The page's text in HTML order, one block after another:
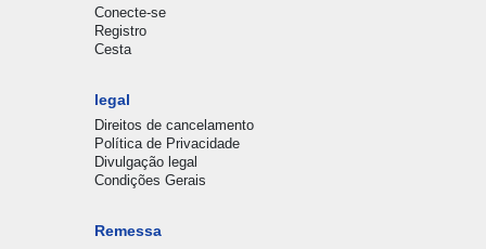
Conecte-se
Registro
Cesta
legal
Direitos de cancelamento
Política de Privacidade
Divulgação legal
Condições Gerais
Remessa